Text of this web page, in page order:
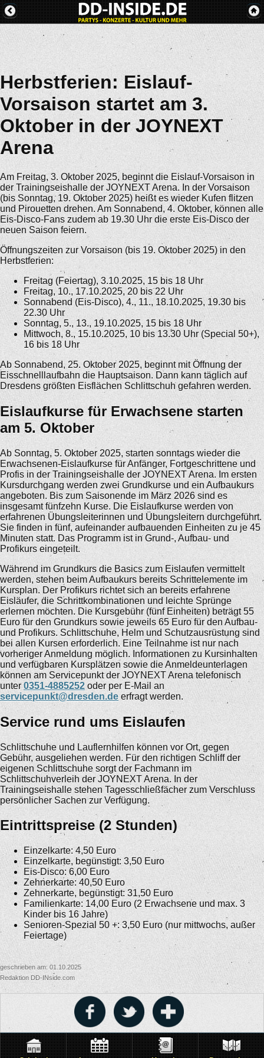
Herbstferien: Eislauf-
Vorsaison startet am 3.
Oktober in der JOYNEXT
Arena
Am Freitag, 3. Oktober 2025, beginnt die Eislauf-Vorsaison in
der Trainingseishalle der JOYNEXT Arena. In der Vorsaison
(bis Sonntag, 19. Oktober 2025) heißt es wieder Kufen flitzen
und Pirouetten drehen. Am Sonnabend, 4. Oktober, können alle
Eis-Disco-Fans zudem ab 19.30 Uhr die erste Eis-Disco der
neuen Saison feiern.
Öffnungszeiten zur Vorsaison (bis 19. Oktober 2025) in den
Herbstferien:
Freitag (Feiertag), 3.10.2025, 15 bis 18 Uhr
Freitag, 10., 17.10.2025, 20 bis 22 Uhr
Sonnabend (Eis-Disco), 4., 11., 18.10.2025, 19.30 bis
22.30 Uhr
Sonntag, 5., 13., 19.10.2025, 15 bis 18 Uhr
Mittwoch, 8., 15.10.2025, 10 bis 13.30 Uhr (Special 50+),
16 bis 18 Uhr
Ab Sonnabend, 25. Oktober 2025, beginnt mit Öffnung der
Eisschnelllaufbahn die Hauptsaison. Dann kann täglich auf
Dresdens größten Eisflächen Schlittschuh gefahren werden.
Eislaufkurse für Erwachsene starten
am 5. Oktober
Ab Sonntag, 5. Oktober 2025, starten sonntags wieder die
Erwachsenen-Eislaufkurse für Anfänger, Fortgeschrittene und
Profis in der Trainingseishalle der JOYNEXT Arena. Im ersten
Kursdurchgang werden zwei Grundkurse und ein Aufbaukurs
angeboten. Bis zum Saisonende im März 2026 sind es
insgesamt fünfzehn Kurse. Die Eislaufkurse werden von
erfahrenen Übungsleiterinnen und Übungsleitern durchgeführt.
Sie finden in fünf, aufeinander aufbauenden Einheiten zu je 45
Minuten statt. Das Programm ist in Grund-, Aufbau- und
Profikurs eingeteilt.
Während im Grundkurs die Basics zum Eislaufen vermittelt
werden, stehen beim Aufbaukurs bereits Schrittelemente im
Kursplan. Der Profikurs richtet sich an bereits erfahrene
Eisläufer, die Schrittkombinationen und leichte Sprünge
erlernen möchten. Die Kursgebühr (fünf Einheiten) beträgt 55
Euro für den Grundkurs sowie jeweils 65 Euro für den Aufbau-
und Profikurs. Schlittschuhe, Helm und Schutzausrüstung sind
bei allen Kursen erforderlich. Eine Teilnahme ist nur nach
vorheriger Anmeldung möglich. Informationen zu Kursinhalten
und verfügbaren Kursplätzen sowie die Anmeldeunterlagen
können am Servicepunkt der JOYNEXT Arena telefonisch
unter0351-4885252 oder per E-Mail an
servicepunkt@dresden.de erfragt werden.
Service rund ums Eislaufen
Schlittschuhe und Lauflernhilfen können vor Ort, gegen
Gebühr, ausgeliehen werden. Für den richtigen Schliff der
eigenen Schlittschuhe sorgt der Fachmann im
Schlittschuhverleih der JOYNEXT Arena. In der
Trainingseishalle stehen Tagesschließfächer zum Verschluss
persönlicher Sachen zur Verfügung.
Eintrittspreise (2 Stunden)
Einzelkarte: 4,50 Euro
Einzelkarte, begünstigt: 3,50 Euro
Eis-Disco: 6,00 Euro
Zehnerkarte: 40,50 Euro
Zehnerkarte, begünstigt: 31,50 Euro
Familienkarte: 14,00 Euro (2 Erwachsene und max. 3
Kinder bis 16 Jahre)
Senioren-Spezial 50 +: 3,50 Euro (nur mittwochs, außer
Feiertage)
geschrieben am: 01.10.2025
Redaktion DD-INside.com